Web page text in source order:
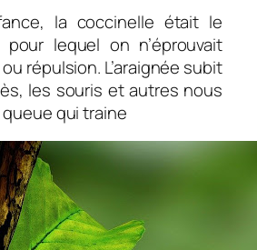
la coccinelle était le
lequel on n’éprouvait
répulsion. L’araignée subit
les souris et autres nous
qui traine